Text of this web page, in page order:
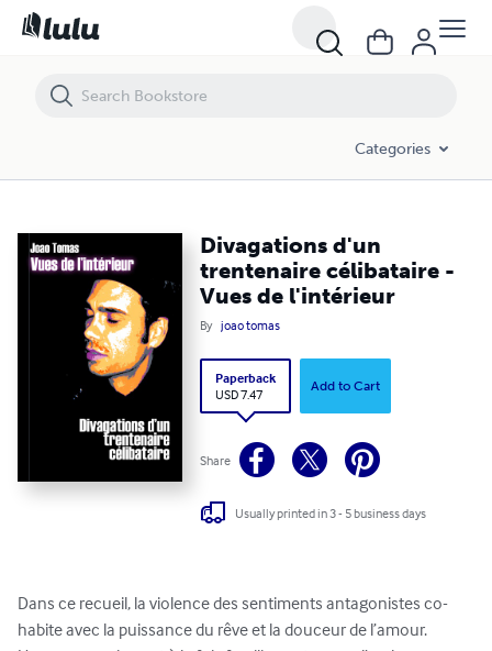
Categories
Divagations d'un
trentenaire célibataire -
Vues de l'intérieur
By joao tomas
Paperback
USD 7.47
Add to Cart
Share
Usually printed in 3 - 5 business days
Dans ce recueil, la violence des sentiments antagonistes co-
habite avec la puissance du rêve et la douceur de l’amour.
Divagations d'un trentenaire célibataire - Vues de l'intérieur